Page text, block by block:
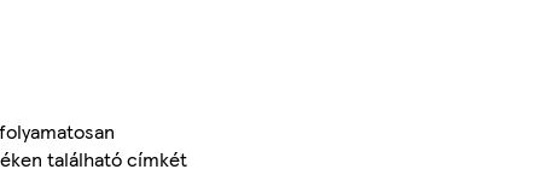
található címkét